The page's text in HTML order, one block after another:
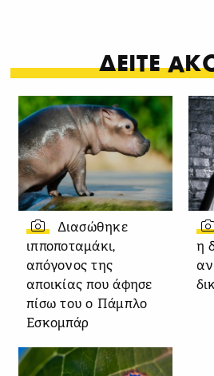
ΔΕΙΤΕ
Διασώθηκε
ιπποποταμάκι,
απόγονος της
αποικίας που άφησε
πίσω του ο Πάμπλο
Εσκομπάρ
η